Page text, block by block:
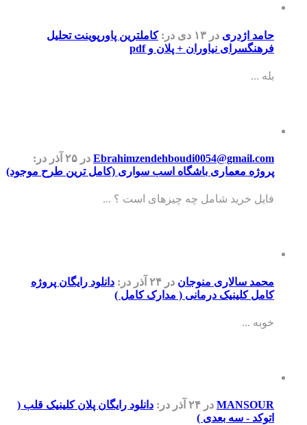
حامد اژدری در ۱۳ دی در:کاملترین پاورپوینت تحلیل
فرهنگسرای نیاوران + پلان و pdf
بله ...
Ebrahimzendehboudi0054@gmail.com در ۲۵ آذر
در:
پروژه معماری باشگاه اسب سواری (کامل ترین طرح موجود)
فایل خرید شامل چه چیزهای است ؟ ...
محمد سالاری منوجان در ۲۴ آذر در: دانلود رایگان پروژه
کامل کلینیک درمانی ( مدارک کامل )
خوبه ...
MANSOUR در ۲۴ آذر در: دانلود رایگان پلان کلینیک قلب (
اتوکد - سه بعدی )